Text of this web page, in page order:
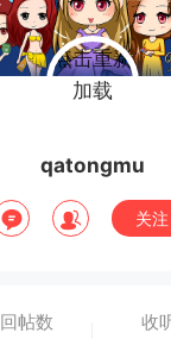
点击重新
加载
qatongmu
关注
回帖数 收